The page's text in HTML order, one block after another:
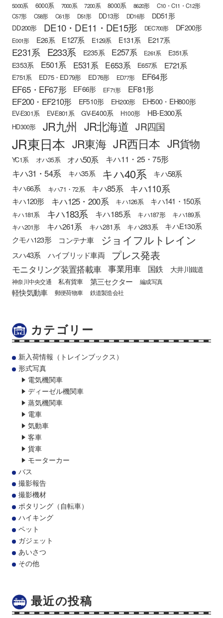
5000系 6000系 7000系 7200系 8000系 8620形
C10・C11・C12形
C57形
C58形 C61形 D51形 DD13形 DD16形 DD51形
DD200形 DE10・DE11・DE15形 DEC700形 DF200形
E001形 E26系 E127系 E129系 E131系 E217系
E231系 E233系 E235系 E257系 E261系 E351系
E353系 E501系 E531系 E653系 E657系 E721系
E751系 ED75・ED79形 ED76形 ED77形 EF64形
EF65・EF67形 EF66形 EF71形
EF81形
EF200・EF210形
EF510形 EH200形 EH500・EH800形
EV-E301系 EV-E801系 GV-E400系 H100形 HB-E300系
HD300形 JR九州 JR北海道 JR四国
JR東日本 JR東海 JR西日本 JR貨物
YC1系 オハ35系 オハ50系 キハ11・25・75形
キハ31・54系 キハ35系 キハ40系 キハ58系
キハ66系 キハ71・72系 キハ85系 キハ110系
キハ120形 キハ125・200系 キハ126系 キハ141・150系
キハ181系 キハ183系 キハ185系 キハ187形
キハ189系
キハ201形
キハ261系 キハ281系 キハ283系
キハE130系
クモハ123形
コンテナ車 ジョイフルトレイン
スハ43系 ハイブリッド車両 プレス発表
モニタリング装置搭載車 事業用車 国鉄 大井川鐵道
神奈川中央交通 私有貨車 第三セクター 編成写真
軽快気動車 郵便荷物車 鉄道製造会社
カテゴリー
新入荷情報（トレインブックス）
形式写真
電気機関車
ディーゼル機関車
蒸気機関車
電車
気動車
客車
貨車
モーターカー
バス
撮影報告
撮影機材
ポタリング（自転車）
ハイキング
ペット
ガジェット
あいさつ
その他
最近の投稿